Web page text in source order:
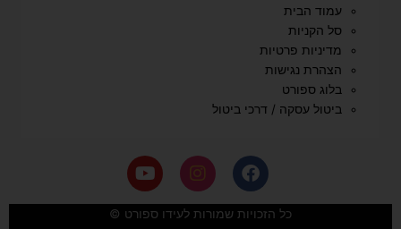
עמוד הבית
סל הקניות
מדיניות פרטיות
הצהרת נגישות
בלוג ספורט
ביטול עסקה / דרכי ביטול
F
a
c
e
I
n
s
t
Y
o
u
t
כל הזכויות שמורות לעידו ספורט ©